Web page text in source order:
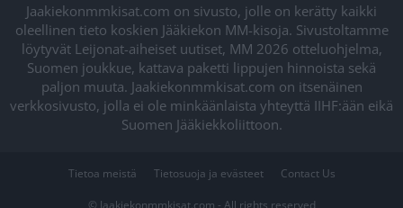
Jaakiekonmmkisat.com on sivusto, jolle on kerätty kaikki
oleellinen tieto koskien Jääkiekon MM-kisoja. Sivustoltamme
löytyvät Leijonat-aiheiset uutiset, MM 2026 otteluohjelma,
Suomen joukkue, kattava paketti lippujen hinnoista sekä
paljon muuta. Jaakiekonmmkisat.com on itsenäinen
verkkosivusto, jolla ei ole minkäänlaista yhteyttä IIHF:ään eikä
Suomen Jääkiekkoliittoon.
Tietoa meistä Tietosuoja ja evästeet Contact Us
© Jaakiekonmmkisat.com - All rights reserved